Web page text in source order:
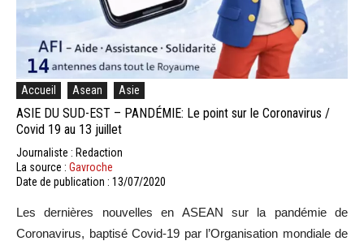
Accueil Asean Asie
ASIE DU SUD-EST – PANDÉMIE: Le point sur le Coronavirus /
Covid 19 au 13 juillet
Journaliste : Redaction
La source : Gavroche
Date de publication : 13/07/2020
Les dernières nouvelles en ASEAN sur la pandémie de
Coronavirus, baptisé Covid-19 par l’Organisation mondiale de